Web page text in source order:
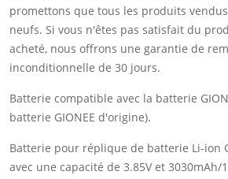
promettons que tous les produits
neufs. Si vous n'êtes pas satisfait du
acheté, nous offrons une garantie de
inconditionnelle de 30 jours.
Batterie compatible avec la batterie
batterie GIONEE d'origine).
Batterie pour réplique de batterie Li-ion
avec une capacité de 3.85V et 3030mAh/